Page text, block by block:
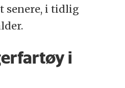
senere, i tidlig
i